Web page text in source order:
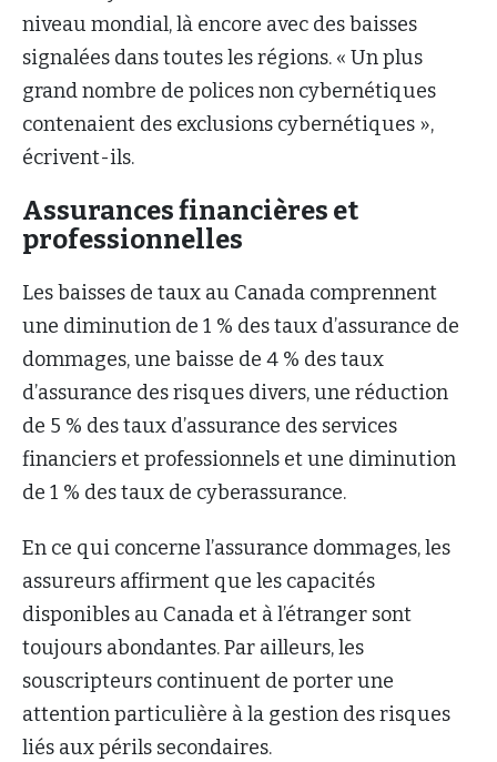
niveau mondial, là encore avec des baisses
signalées dans toutes les régions. « Un plus
grand nombre de polices non cybernétiques
contenaient des exclusions cybernétiques »,
écrivent-ils.
Assurances financières et
professionnelles
Les baisses de taux au Canada comprennent
une diminution de 1 % des taux d’assurance de
dommages, une baisse de 4 % des taux
d’assurance des risques divers, une réduction
de 5 % des taux d’assurance des services
financiers et professionnels et une diminution
de 1 % des taux de cyberassurance.
En ce qui concerne l’assurance dommages, les
assureurs affirment que les capacités
disponibles au Canada et à l’étranger sont
toujours abondantes. Par ailleurs, les
souscripteurs continuent de porter une
attention particulière à la gestion des risques
liés aux périls secondaires.